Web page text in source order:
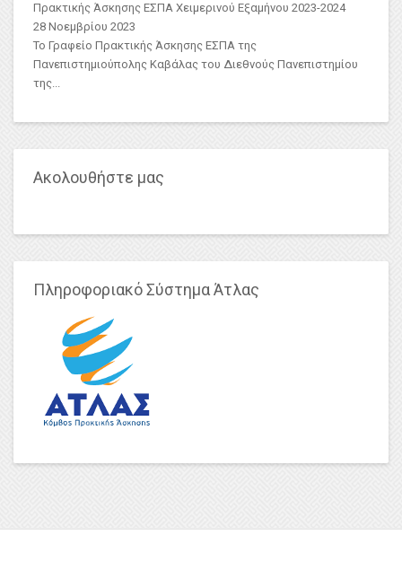
Πρακτικής Άσκησης ΕΣΠΑ Χειμερινού Εξαμήνου 2023-2024
28 Νοεμβρίου 2023
Το Γραφείο Πρακτικής Άσκησης ΕΣΠΑ της
Πανεπιστημιούπολης Καβάλας του Διεθνούς Πανεπιστημίου
της...
Ακολουθήστε μας
Πληροφοριακό Σύστημα Άτλας